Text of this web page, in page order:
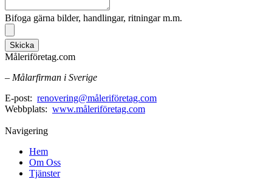
Bifoga gärna bilder, handlingar, ritningar m.m.
Skicka
Måleriföretag.com
– Målarfirman i Sverige
E-post: renovering@måleriföretag.com
Webbplats: www.måleriföretag.com
Navigering
Hem
Om Oss
Tjänster